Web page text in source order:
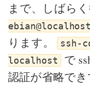
まで、しばら
ebian@localhost
ります。
ssh-
localhost で
認証が省略でき